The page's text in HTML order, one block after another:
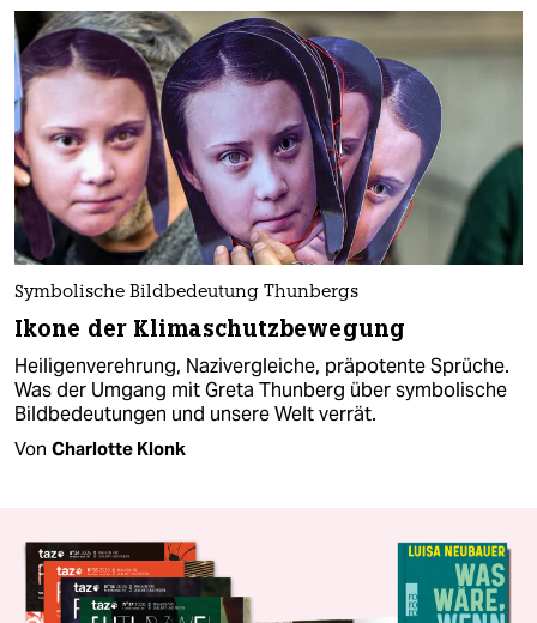
Symbolische Bildbedeutung Thunbergs
Ikone der Klimaschutzbewegung
Heiligenverehrung, Nazivergleiche, präpotente Sprüche.
Was der Umgang mit Greta Thunberg über symbolische
Bildbedeutungen und unsere Welt verrät.
Von Charlotte Klonk